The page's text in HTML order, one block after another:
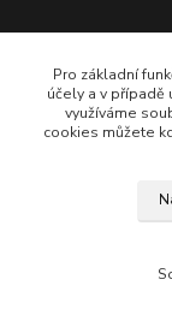
Další
Facebook
Instagram
Pro základní
účely a v
využíváme
cookies můžete